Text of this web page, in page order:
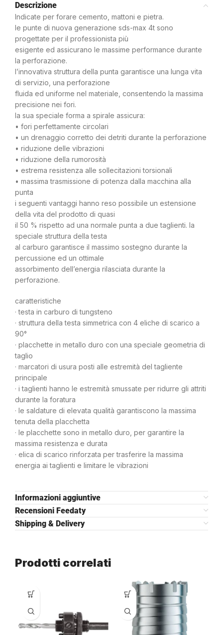
Descrizione
Indicate per forare cemento, mattoni e pietra.
le punte di nuova generazione sds-max 4t sono
progettate per il professionista più
esigente ed assicurano le massime performance durante
la perforazione.
l’innovativa struttura della punta garantisce una lunga vita
di servizio, una perforazione
fluida ed uniforme nel materiale, consentendo la massima
precisione nei fori.
la sua speciale forma a spirale assicura:
• fori perfettamente circolari
• un drenaggio corretto dei detriti durante la perforazione
• riduzione delle vibrazioni
• riduzione della rumorosità
• estrema resistenza alle sollecitazioni torsionali
• massima trasmissione di potenza dalla macchina alla
punta
i seguenti vantaggi hanno reso possibile un estensione
della vita del prodotto di quasi
il 50 % rispetto ad una normale punta a due taglienti. la
speciale struttura della testa
al carburo garantisce il massimo sostegno durante la
percussione ed un ottimale
assorbimento dell’energia rilasciata durante la
perforazione.
caratteristiche
· testa in carburo di tungsteno
· struttura della testa simmetrica con 4 eliche di scarico a
90°
· placchette in metallo duro con una speciale geometria di
taglio
· marcatori di usura posti alle estremità del tagliente
principale
· i taglienti hanno le estremità smussate per ridurre gli attriti
durante la foratura
· le saldature di elevata qualità garantiscono la massima
tenuta della placchetta
· le placchette sono in metallo duro, per garantire la
massima resistenza e durata
· elica di scarico rinforzata per trasferire la massima
energia ai taglienti e limitare le vibrazioni
Informazioni aggiuntive
Recensioni Feedaty
Shipping & Delivery
Prodotti correlati